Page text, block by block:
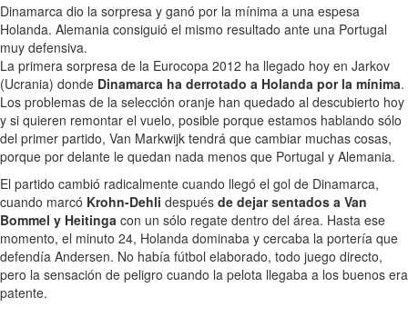
Dinamarca dio la sorpresa y ganó por la mínima a una espesa
Holanda. Alemania consiguió el mismo resultado ante una Portugal
muy defensiva.
La primera sorpresa de la Eurocopa 2012 ha llegado hoy en Jarkov
(Ucrania) donde Dinamarca ha derrotado a Holanda por la mínima.
Los problemas de la selección oranje han quedado al descubierto hoy
y si quieren remontar el vuelo, posible porque estamos hablando sólo
del primer partido, Van Markwijk tendrá que cambiar muchas cosas,
porque por delante le quedan nada menos que Portugal y Alemania.
El partido cambió radicalmente cuando llegó el gol de Dinamarca,
cuando marcó Krohn-Dehli después de dejar sentados a Van
Bommel y Heitinga con un sólo regate dentro del área. Hasta ese
momento, el minuto 24, Holanda dominaba y cercaba la portería que
defendía Andersen. No había fútbol elaborado, todo juego directo,
pero la sensación de peligro cuando la pelota llegaba a los buenos era
patente.